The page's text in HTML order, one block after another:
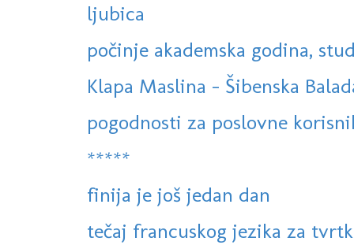
ljubica
počinje akademska godina,
Klapa Maslina - Šibenska
pogodnosti za poslovne
*****
finija je još jedan dan
tečaj francuskog jezika za